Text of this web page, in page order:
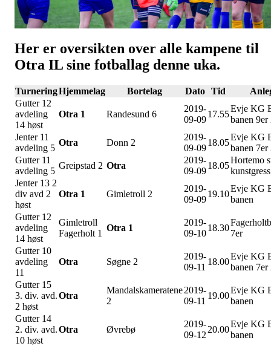
Her er oversikten over alle kampene til
Otra IL sine fotballag denne uka.
TurneringHjemmelag Bortelag Dato Tid
Gutter 12
avdeling
14 høst
Otra 1 Randesund 6
2019-
09-09
17.55
Evje KG
banen 9er
Jenter 11
avdeling 5
Otra Donn 2
2019-
09-09
18.05
Evje KG
banen 7er
Gutter 11
avdeling 5
Greipstad 2 Otra
2019-
09-09
18.05
Hortemo
Jenter 13 2
div avd 2
høst
Otra 1 Gimletroll 2
2019-
09-09
19.10
Evje KG
banen
Gutter 12
avdeling
14 høst
Gimletroll
Fagerholt 1
Otra 1
2019-
09-10
18.30
7er
Gutter 10
avdeling
11
Otra Søgne 2
2019-
09-11
18.00
Evje KG
banen 7er
Gutter 15
3. div. avd.
2 høst
Otra
Mandalskameratene
2
2019-
09-11
19.00
Evje KG
banen
Gutter 14
2. div. avd.
10 høst
Otra Øvrebø
2019-
09-12
20.00
Evje KG
banen